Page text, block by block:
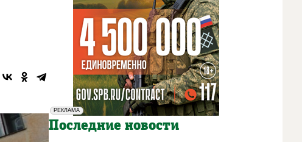
РЕКЛАМА
Социальная реклама
Последние новости